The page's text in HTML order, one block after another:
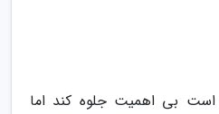
بی اهمیت جلوه کند اما